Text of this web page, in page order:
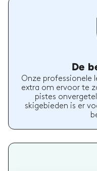
De
Onze professionele
extra om ervoor te
pistes
skigebieden is er